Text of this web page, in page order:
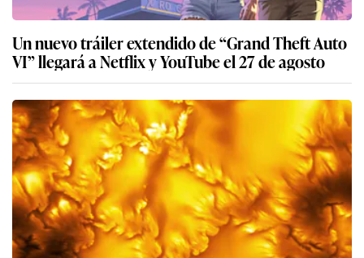
Un nuevo tráiler extendido de “Grand Theft Auto
VI” llegará a Netflix y YouTube el 27 de agosto